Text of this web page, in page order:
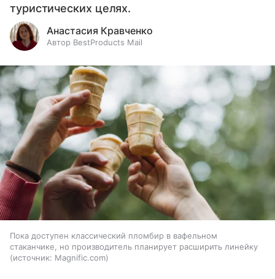
туристических целях.
Анастасия Кравченко
Автор BestProducts Mail
Пока доступен классический пломбир в вафельном
стаканчике, но производитель планирует расширить линейку
источник: Magnific.com